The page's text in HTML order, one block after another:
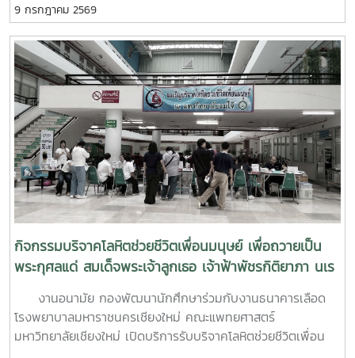
ที่ 6–7 กรกฎาคม 2569 ณ ห้องบรรยาย ชั้น 1 กองพัฒนานิสิต
อาคารระพีสาคริก มหาวิทยาลัยเกษตรศาสตร์ โดยมีผู้บริหารและ
บุคลากรจากทั้งเครือข่าย ทปอ. และเครือข่ายสมาคมอุดมศึกษา
เอกชนแห่งประเทศไทย (สสอท.) การอบรมครั้งนี้มุ่งเน้นการ
พัฒนาองค์ความรู้และทักษะที่จำเป็นในการดูแลนิสิตนักศึกษา
ครอบคลุมตั้งแต่:ความรู้พื้นฐานด้านสุขภาพจิต: เรียนรู้แนวโน้ม
ปัญหา และปัจจัยเสี่ยงต่าง ๆ การคัดกรองและประเมินสุขภาพจิต
เบื้องต้น: ด้วยเครื่องมือมาตรฐาน เช่น DASS-21, PHQ-9 และ
ST-5 ทักษะการให้คำปรึกษาเบื้องต้น: อาทิ การฟังอย่างตั้งรับ
(Active Listening), ความเข้าใจใส่ใจ (Empathy) และการ
ปฐมพยาบาลทางจิตใจ (Psychological First Aid: PFA)
นอกจากนี้ ยังมีการเรียนรู้ระบบการดูแลและการส่งต่อกรณีฉุกเฉิน
การทำงานร่วมกับผู้เชี่ยวชาญทางการแพทย์ ตลอดจนการติดตาม
ดูแลนิสิตอย่างต่อเนื่องสำหรับวันที่สองของการอบรม มุ่งเน้นการ
ตัวตาย การทำร้ายตนเอง ความรุนแรง และการกลั่นแกล้งทาง
ไซเบอร์ (Cyberbullying) รวมถึงการออกแบบกิจกรรมเชิง
ป้องกันเพื่อสร้างความยืดหยุ่นทางใจ (Resilience) และพื้นที่
9 กรกฎาคม 2569
กิจกรรมบริจาคโลหิตช่วยชีวิตเพื่อนมนุษย์ เพื่อถวายเป็น
พระกุศลแด่ สมเด็จพระเจ้าลูกเธอ เจ้าฟ้าพัชรกิติยาภา นเร
นทิราเทพยวดี กรมหลวงราช สาริณีสิริพัชร มหาวัชรราช
ธิดางานอนามัย กองพัฒนานักศึกษาร่วมกับงานธนาคารเลือด
โรงพยาบาลมหาราชนครเชียงใหม่ คณะแพทยศาสตร์
มหาวิทยาลัยเชียงใหม่ เปิดบริการรับบริจาคโลหิตช่วยชีวิตเพื่อน